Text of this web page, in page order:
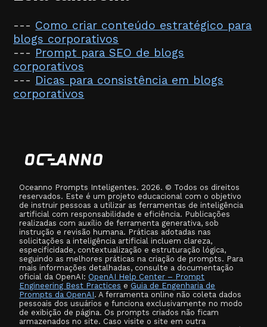
--- Como criar conteúdo estratégico para
blogs corporativos
--- Prompt para SEO de blogs
corporativos
--- Dicas para consistência em blogs
corporativos
Oceanno Prompts Inteligentes. 2026. © Todos os direitos
reservados. Este é um projeto educacional com o objetivo
de instruir pessoas a utilizar as ferramentas de inteligência
artificial com responsabilidade e eficiência. Publicações
realizadas com auxílio de ferramenta generativa, sob
instrução e revisão humana. Práticas adotadas nas
solicitações a inteligência artificial incluem clareza,
especificidade, contextualização e estruturação lógica,
seguindo as melhores práticas na criação de prompts. Para
mais informações detalhadas, consulte a documentação
oficial da OpenAI: OpenAI Help Center – Prompt
Engineering Best Practices e Guia de Engenharia de
Prompts da OpenAI. A ferramenta online não coleta dados
pessoais dos usuários e funciona exclusivamente no modo
de exibição de página. Os prompts criados não ficam
armazenados no site. Caso visite o site em outra